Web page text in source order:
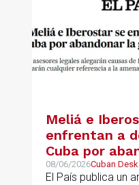
Meliá e
enfrentan a
Cuba por
gestión de los
08/06/2026Cuban Desk
El País publica un